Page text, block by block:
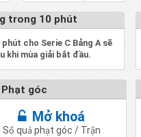
trong 10 phút
cho Serie C Bảng A sẽ
khi mùa giải bắt đầu.
Phạt góc
Mở khoá
Số quả phạt góc / Trận